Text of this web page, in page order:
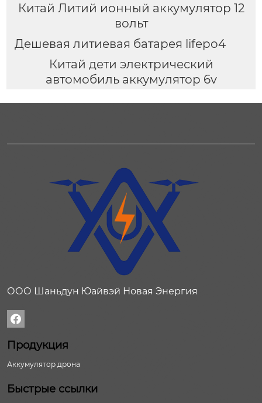
Китай Литий ионный аккумулятор 12
вольт
Дешевая литиевая батарея lifepo4
Китай дети электрический
автомобиль аккумулятор 6v
ООО Шаньдун Юайвэй Новая Энергия

Продукция
Аккумулятор дрона
Быстрые ссылки